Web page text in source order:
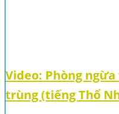
Video: Phòng
trùng (tiếng Thổ